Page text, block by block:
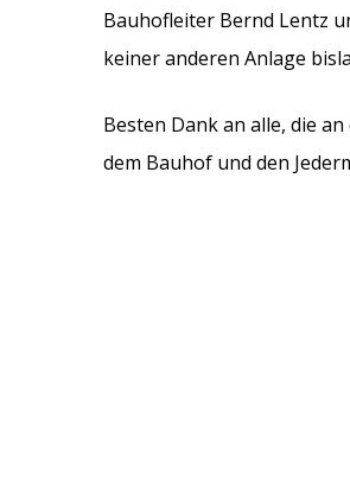
Bauhofleiter Bernd Lentz
keiner anderen Anlage
Besten Dank an alle, die
dem Bauhof und den